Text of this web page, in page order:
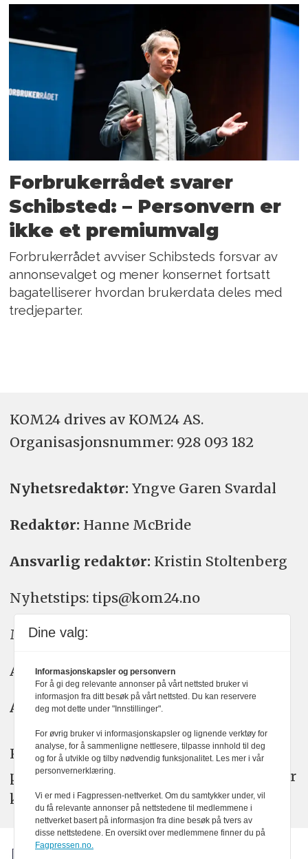
Forbrukerrådet svarer
Schibsted: – Personvern er
ikke et premiumvalg
Forbrukerrådet avviser Schibsteds forsvar av
annonsevalget og mener konsernet fortsatt
bagatelliserer hvordan brukerdata deles med
tredjeparter.
KOM24 drives av KOM24 AS.
Organisasjons­nummer: 928 093 182
Nyhetsredaktør: Yngve Garen Svardal
Redaktør: Hanne McBride
Ansvarlig redaktør: Kristin Stoltenberg
Nyhetstips: tips@kom24.no
Meninger: meninger@kom24.no
Annonse: annonse@watchmedia.no
Abonnement:kom24@watchmedia.no
KOM24 arbeider etter Vær Varsom-
plakatens regler for god presseskikk. Her
kan du lese mer omPFUsarbeid.
Dine valg:
Informasjonskapsler og personvern
For å gi deg relevante annonser på vårt nettsted bruker vi
informasjon fra ditt besøk på vårt nettsted. Du kan reservere
deg mot dette under "Innstillinger".
For øvrig bruker vi informasjonskapsler og lignende verktøy for
analyse, for å sammenligne nettlesere, tilpasse innhold til deg
og for å utvikle og tilby nødvendig funksjonalitet. Les mer i vår
personvernerklæring.
Vi er med i Fagpressen-nettverket. Om du samtykker under, vil
du få relevante annonser på nettstedene til medlemmene i
nettverket basert på informasjon fra dine besøk på tvers av
disse nettstedene. En oversikt over medlemmene finner du på
Fagpressen.no.